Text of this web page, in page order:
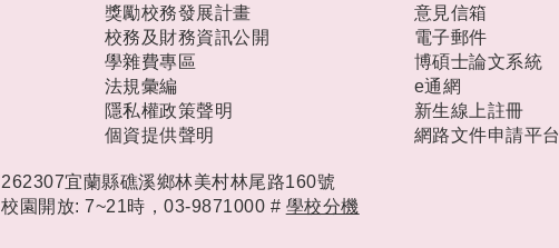
獎勵校務發展計畫
校務及財務資訊公開
學雜費專區
法規彙編
隱私權政策聲明
個資提供聲明
意見信箱
電子郵件
博碩士論文系統
e通網
新生線上註冊
網路文件申請平台
262307宜蘭縣礁溪鄉林美村林尾路160號
校園開放: 7~21時，03-9871000 # 學校分機